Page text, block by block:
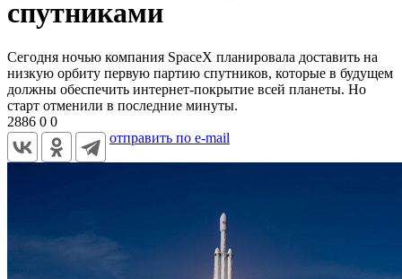
спутниками
Сегодня ночью компания SpaceX планировала доставить на
низкую орбиту первую партию спутников, которые в будущем
должны обеспечить интернет-покрытие всей планеты. Но
старт отменили в последние минуты.
2886 0 0
отправить по e-mail